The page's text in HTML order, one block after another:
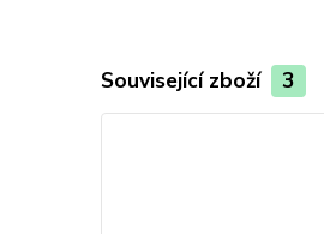
Související zboží 3